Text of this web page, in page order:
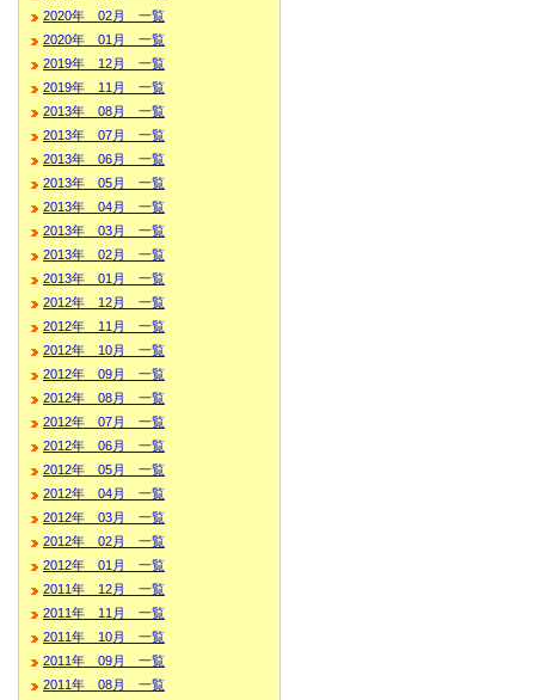
2020年 02月 一覧
2020年 01月 一覧
2019年 12月 一覧
2019年 11月 一覧
2013年 08月 一覧
2013年 07月 一覧
2013年 06月 一覧
2013年 05月 一覧
2013年 04月 一覧
2013年 03月 一覧
2013年 02月 一覧
2013年 01月 一覧
2012年 12月 一覧
2012年 11月 一覧
2012年 10月 一覧
2012年 09月 一覧
2012年 08月 一覧
2012年 07月 一覧
2012年 06月 一覧
2012年 05月 一覧
2012年 04月 一覧
2012年 03月 一覧
2012年 02月 一覧
2012年 01月 一覧
2011年 12月 一覧
2011年 11月 一覧
2011年 10月 一覧
2011年 09月 一覧
2011年 08月 一覧